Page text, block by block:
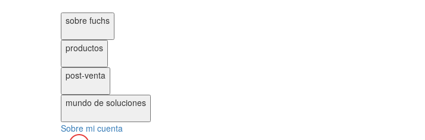
sobre fuchs
productos
post-venta
mundo de soluciones
Sobre mi cuenta